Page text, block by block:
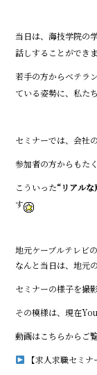
o
k
当日は、海技学院の
話しすることができ
若手の方からベテラ
ている姿勢に、私た
セミナーでは、会社
参加者の方からもた
こういった“リアルな
す
地元ケーブルテレビ
なんと当日は、地元
セミナーの様子を撮
その模様は、現在
動画はこちらからご
【求人求職セミ